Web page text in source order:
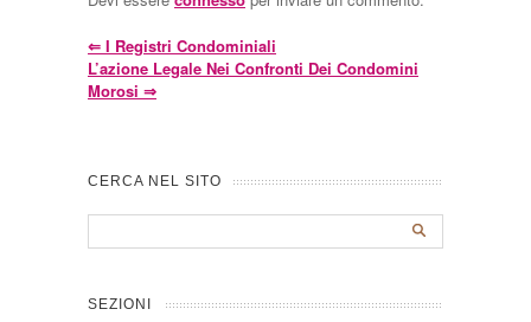
⇐ I Registri Condominiali
L’azione Legale Nei Confronti Dei Condomini
Morosi ⇒
CERCA NEL SITO
SEZIONI